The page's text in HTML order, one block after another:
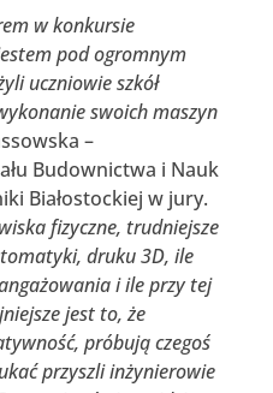
w konkursie
pod ogromnym
uczniowie szkół
swoich maszyn
–
Budownictwa i Nauk
Białostockiej w jury.
fizyczne, trudniejsze
druku 3D, ile
i ile przy tej
jest to, że
próbują czegoś
przyszli inżynierowie